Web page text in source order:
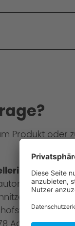
Produkt
160
Aachen